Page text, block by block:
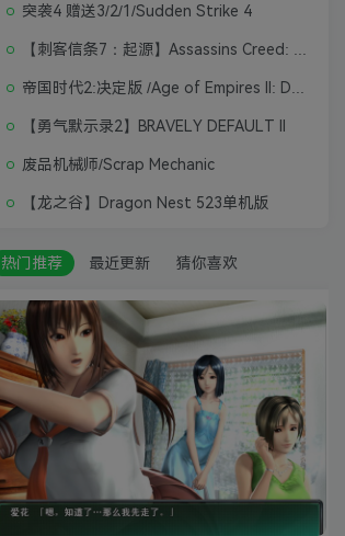
突袭4 赠送3/2/1/Sudden Strike 4
【勇气默示录2】BRAVELY DEFAULT II
废品机械师/Scrap Mechanic
【龙之谷】Dragon Nest 523单机版
热门推荐 最近更新 猜你喜欢